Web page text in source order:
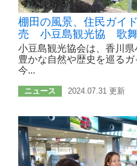
棚田の風景、住民ガイ
売 小豆島観光協 歌舞
小豆島観光協会は、香川
豊かな自然や歴史を巡る
今...
ニュース 2024.07.31 更新